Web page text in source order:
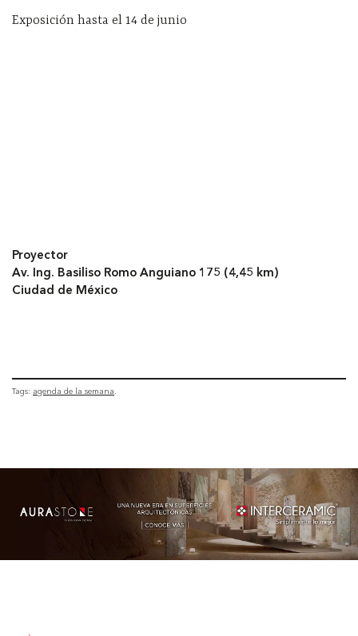
Exposición hasta el 14 de junio
Proyector
Av. Ing. Basiliso Romo Anguiano 175 (4,45 km)
Ciudad de México
Tags: agenda de la semana